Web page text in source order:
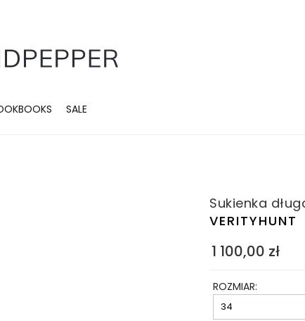
SALE
Sukienka
VERITYHUNT
1 100,00 zł
ROZMIAR: